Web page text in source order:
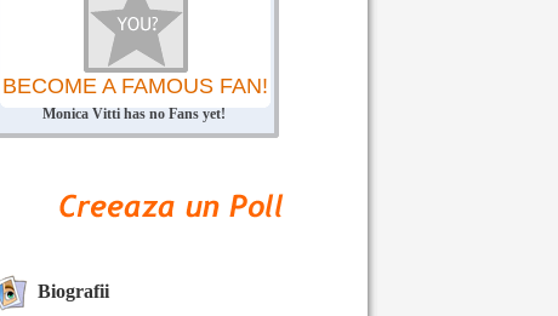
BECOME A FAMOUS FAN!
Monica Vitti has no Fans yet!
Biografii